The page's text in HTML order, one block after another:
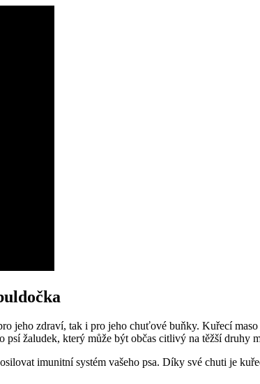
jeho zdraví, tak i pro jeho chuťové buňky. Kuřecí
žaludek, který může být občas citlivý na těžší druhy
imunitní systém vašeho psa. Díky své chuti je